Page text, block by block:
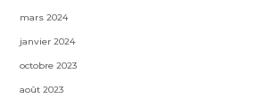
mars 2024
janvier 2024
octobre 2023
août 2023